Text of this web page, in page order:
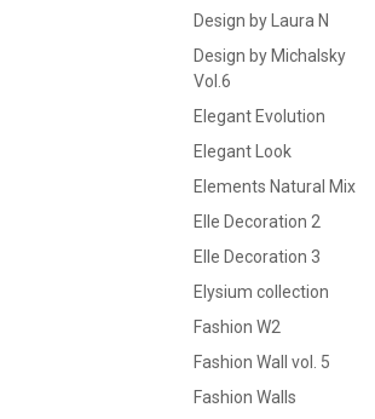
Design by Laura N
Design by Michalsky
Vol.6
Elegant Evolution
Elegant Look
Elements Natural Mix
Elle Decoration 2
Elle Decoration 3
Elysium collection
Fashion W2
Fashion Wall vol. 5
Fashion Walls